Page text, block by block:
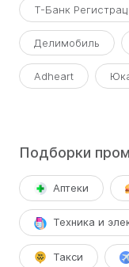
Т-Банк
Делимобиль
Adheart
Подборки
Аптеки
Техника и
Такси